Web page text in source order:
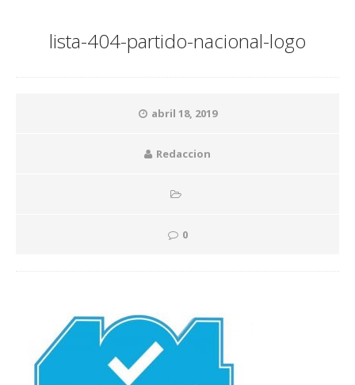
lista-404-partido-nacional-logo
abril 18, 2019
Redaccion
0